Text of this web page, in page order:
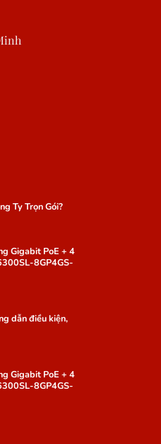
Ty Trọn Gói?
Gigabit PoE + 4
8GP4GS-
dẫn điều kiện,
Gigabit PoE + 4
8GP4GS-